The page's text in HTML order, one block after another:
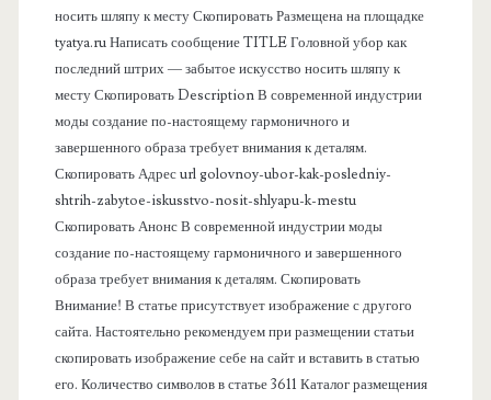
носить шляпу к месту Скопировать Размещена на площадке
tyatya.ru Написать сообщение TITLE Головной убор как
последний штрих — забытое искусство носить шляпу к
месту Скопировать Description В современной индустрии
моды создание по-настоящему гармоничного и
завершенного образа требует внимания к деталям.
Скопировать Адрес url golovnoy-ubor-kak-posledniy-
shtrih-zabytoe-iskusstvo-nosit-shlyapu-k-mestu
Скопировать Анонс В современной индустрии моды
создание по-настоящему гармоничного и завершенного
образа требует внимания к деталям. Скопировать
Внимание! В статье присутствует изображение с другого
сайта. Настоятельно рекомендуем при размещении статьи
скопировать изображение себе на сайт и вставить в статью
его. Количество символов в статье 3611 Каталог размещения